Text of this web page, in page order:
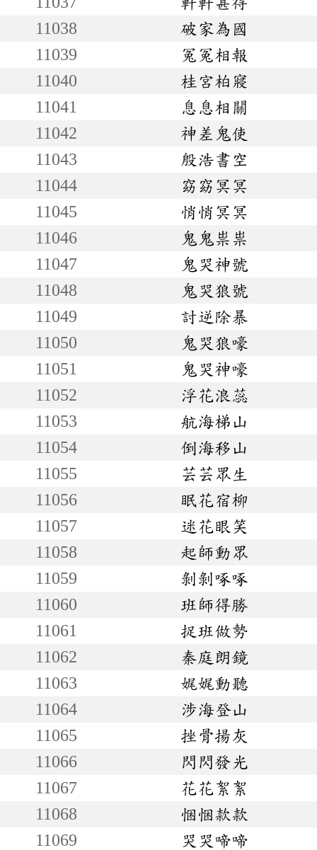
11038
破家為國
11039
冤冤相報
11040
桂宮柏寢
11041
息息相關
11042
神差鬼使
11043
殷浩書空
11044
窈窈冥冥
11045
悄悄冥冥
11046
鬼鬼祟祟
11047
鬼哭神號
11048
鬼哭狼號
11049
討逆除暴
11050
鬼哭狼嚎
11051
鬼哭神嚎
11052
浮花浪蕊
11053
航海梯山
11054
倒海移山
11055
芸芸眾生
11056
眠花宿柳
11057
迷花眼笑
11058
起師動眾
11059
剝剝啄啄
11060
班師得勝
11061
捉班做勢
11062
秦庭朗鏡
11063
娓娓動聽
11064
涉海登山
11065
挫骨揚灰
11066
閃閃發光
11067
花花絮絮
11068
悃悃款款
11069
哭哭啼啼